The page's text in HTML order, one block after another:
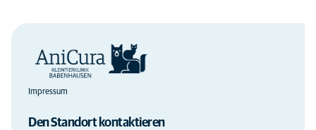
Impressum
Den Standort kontaktieren